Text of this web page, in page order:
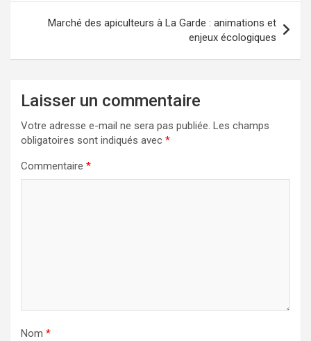
Marché des apiculteurs à La Garde : animations et
enjeux écologiques
Laisser un commentaire
Votre adresse e-mail ne sera pas publiée. Les champs
obligatoires sont indiqués avec *
Commentaire *
Nom *